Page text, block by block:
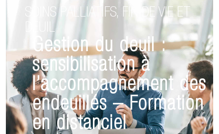
SOINS PALLIATIFS, FIN DE VIE ET
DEUIL
Gestion du deuil :
sensibilisation à
l’accompagnement des
endeuillés – Formation
en distanciel